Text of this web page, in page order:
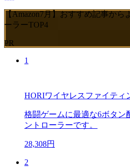
【Amazon7月】おすすめ記事か
ーラーTOP4
PR
1
HORIワイヤレスファイティ
格闘ゲームに最適な6ボタン
ントローラーです。
28,308円
2